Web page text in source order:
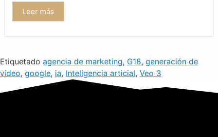
Leer más
Etiquetado agencia de marketing, G18, generación de
video, google, ia, Inteligencia articial, Veo 3